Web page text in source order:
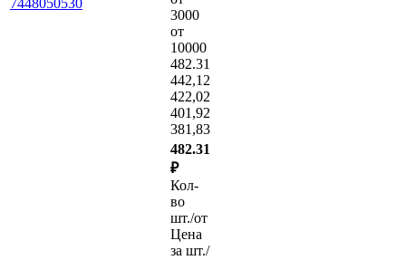
7448050530
3000
от
10000
482.31
442,12
422,02
401,92
381,83
482.31
₽
Кол-
во
шт./от
Цена
за шт./